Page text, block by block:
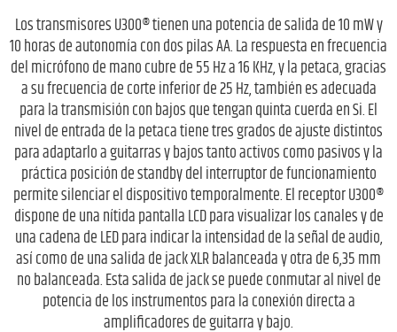
Los transmisores U300® tienen una potencia de salida de 10 mW y
10 horas de autonomía con dos pilas AA. La respuesta en frecuencia
del micrófono de mano cubre de 55 Hz a 16 KHz, y la petaca, gracias
a su frecuencia de corte inferior de 25 Hz, también es adecuada
para la transmisión con bajos que tengan quinta cuerda en Si. El
nivel de entrada de la petaca tiene tres grados de ajuste distintos
para adaptarlo a guitarras y bajos tanto activos como pasivos y la
práctica posición de standby del interruptor de funcionamiento
permite silenciar el dispositivo temporalmente. El receptor U300®
dispone de una nítida pantalla LCD para visualizar los canales y de
una cadena de LED para indicar la intensidad de la señal de audio,
así como de una salida de jack XLR balanceada y otra de 6,35 mm
no balanceada. Esta salida de jack se puede conmutar al nivel de
potencia de los instrumentos para la conexión directa a
amplificadores de guitarra y bajo.